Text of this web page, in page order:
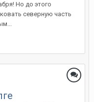
Но до этого
северную часть